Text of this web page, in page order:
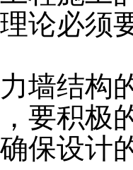
论必须
墙结构
要积极
保设计